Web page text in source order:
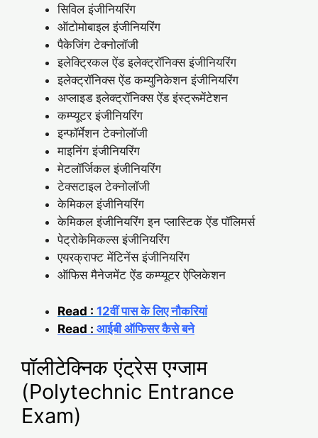
सिविल इंजीनियरिंग
ऑटोमोबाइल इंजीनियरिंग
पैकेजिंग टेक्नोलॉजी
इलेक्ट्रिकल ऐंड इलेक्ट्रॉनिक्स इंजीनियरिंग
इलेक्ट्रॉनिक्स ऐंड कम्युनिकेशन इंजीनियरिंग
अप्लाइड इलेक्ट्रॉनिक्स ऐंड इंस्ट्रूमेंटेशन
कम्प्यूटर इंजीनियरिंग
इन्फॉर्मेशन टेक्नोलॉजी
माइनिंग इंजीनियरिंग
मेटलॉर्जिकल इंजीनियरिंग
टेक्सटाइल टेक्नोलॉजी
केमिकल इंजीनियरिंग
केमिकल इंजीनियरिंग इन प्लास्टिक ऐंड पॉलिमर्स
पेट्रोकेमिकल्स इंजीनियरिंग
एयरक्राफ्ट मेंटिनेंस इंजीनियरिंग
ऑफिस मैनेजमेंट ऐंड कम्प्यूटर ऐप्लिकेशन
Read : 12वीं पास के लिए नौकरियां
Read : आईबी ऑफिसर कैसे बने
पॉलीटेक्निक एंट्रेस एग्जाम
(Polytechnic Entrance
Exam)